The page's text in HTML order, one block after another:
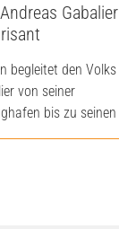
Gabalier
begleitet den Volks
von seiner
bis zu seinen